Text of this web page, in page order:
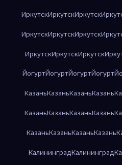
ИркутскИркутскИркутск
ИркутскИркутскИркутск
ИркутскИркутскИркутск
ЙогуртЙогуртЙогуртЙогурт
КазаньКазаньКазаньКазань
КазаньКазаньКазаньКазань
КазаньКазаньКазаньКазань
КалининградКалининград